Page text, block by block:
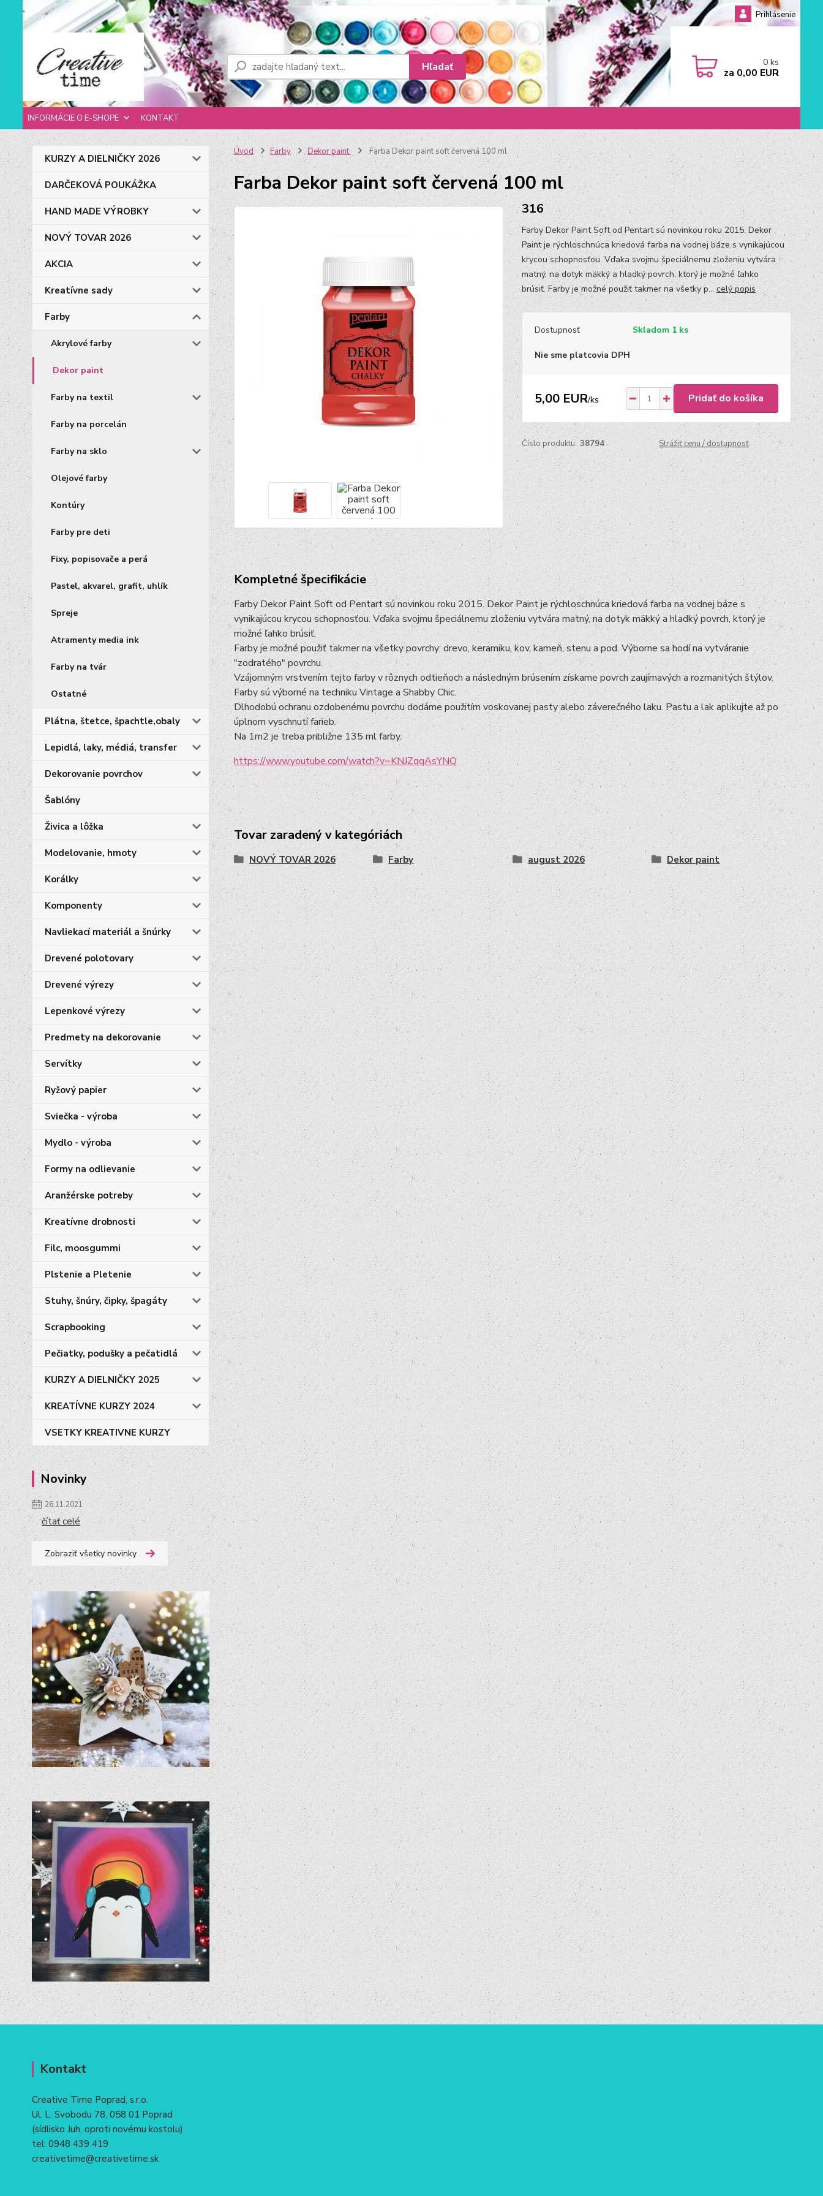
INFORMÁCIE O E-SHOPE KONTAKT
Prihlásenie
Hľadať 0ks
za 0,00 EUR
KURZY A DIELNIČKY 2026
DARČEKOVÁ POUKÁŽKA
HAND MADE VÝROBKY
NOVÝ TOVAR 2026
AKCIA
Kreatívne sady
Farby
Akrylové farby
Dekor paint
Farby na textil
Farby na porcelán
Farby na sklo
Olejové farby
Kontúry
Farby pre deti
Fixy, popisovače a perá
Pastel, akvarel, grafit, uhlík
Spreje
Atramenty media ink
Farby na tvár
Ostatné
Plátna, štetce, špachtle,obaly
Lepidlá, laky, médiá, transfer
Dekorovanie povrchov
Šablóny
Živica a lôžka
Modelovanie, hmoty
Korálky
Komponenty
Navliekací materiál a šnúrky
Drevené polotovary
Drevené výrezy
Lepenkové výrezy
Predmety na dekorovanie
Servítky
Ryžový papier
Sviečka - výroba
Mydlo - výroba
Formy na odlievanie
Aranžérske potreby
Kreatívne drobnosti
Filc, moosgummi
Plstenie a Pletenie
Stuhy, šnúry, čipky, špagáty
Scrapbooking
Pečiatky, podušky a pečatidlá
KURZY A DIELNIČKY 2025
KREATÍVNE KURZY 2024
VSETKY KREATIVNE KURZY
Novinky
26.11.2021
čítať celé
Zobraziť všetky novinky
Úvod Farby Dekor paint Farba Dekor paint soft červená 100 ml
Farba Dekor paint soft červená 100 ml
316
Farby Dekor Paint Soft od Pentart sú novinkou roku 2015. Dekor
Paint je rýchloschnúca kriedová farba na vodnej báze s vynikajúcou
krycou schopnosťou. Vďaka svojmu špeciálnemu zloženiu vytvára
matný, na dotyk mäkký a hladký povrch, ktorý je možné ľahko
brúsiť. Farby je možné použiť takmer na všetky p... celý popis
Dostupnosť Skladom 1 ks
Nie sme platcovia DPH
5,00 EUR/ks Pridať do košíka
Číslo produktu: 38794 Strážiť cenu / dostupnosť
Kompletné špecifikácie
Farby Dekor Paint Soft od Pentart sú novinkou roku 2015. Dekor Paint je rýchloschnúca kriedová farba na vodnej báze s
vynikajúcou krycou schopnosťou. Vďaka svojmu špeciálnemu zloženiu vytvára matný, na dotyk mäkký a hladký povrch, ktorý je
možné ľahko brúsiť.
Farby je možné použiť takmer na všetky povrchy: drevo, keramiku, kov, kameň, stenu a pod. Výborne sa hodí na vytváranie
"zodratého" povrchu.
Vzájomným vrstvením tejto farby v rôznych odtieňoch a následným brúsením získame povrch zaujímavých a rozmanitých štýlov.
Farby sú výborné na techniku Vintage a Shabby Chic.
Dlhodobú ochranu ozdobenému povrchu dodáme použitím voskovanej pasty alebo záverečného laku. Pastu a lak aplikujte až po
úplnom vyschnutí farieb.
Na 1m2 je treba približne 135 ml farby.
https://www.youtube.com/watch?v=KNJZqqAsYNQ
Tovar zaradený v kategóriách
NOVÝ TOVAR 2026 Farby august 2026 Dekor paint
Kontakt
Creative Time Poprad, s.r.o.
Ul. L. Svobodu 78, 058 01 Poprad
(sídlisko Juh, oproti novému kostolu)
tel: 0948 439 419
creativetime@creativetime.sk